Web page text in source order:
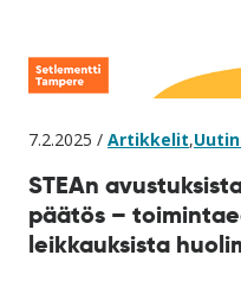
7.2.2025 / Artikkelit,
STEAn
päätös –
leikkauksista